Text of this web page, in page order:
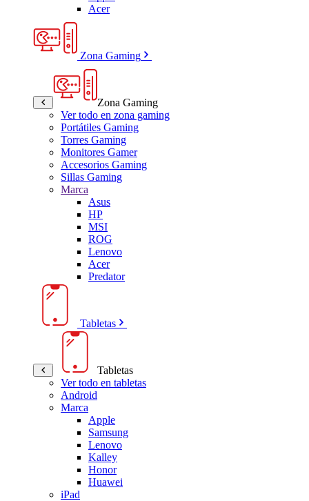
Acer
Zona Gaming
Zona Gaming
Ver todo en zona gaming
Portátiles Gaming
Torres Gaming
Monitores Gamer
Accesorios Gaming
Sillas Gaming
Marca
Asus
HP
MSI
ROG
Lenovo
Acer
Predator
Tabletas
Tabletas
Ver todo en tabletas
Android
Marca
Apple
Samsung
Lenovo
Kalley
Honor
Huawei
iPad